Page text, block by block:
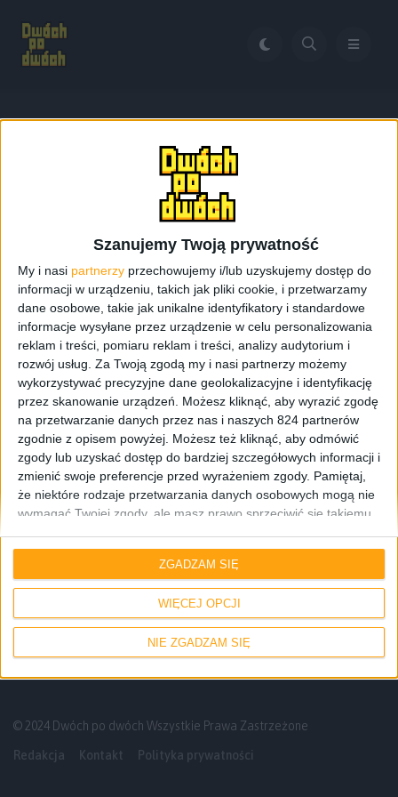
Szanujemy Twoją prywatność
My i nasi partnerzy przechowujemy i/lub uzyskujemy dostęp do
informacji w urządzeniu, takich jak pliki cookie, i przetwarzamy
dane osobowe, takie jak unikalne identyfikatory i standardowe
informacje wysyłane przez urządzenie w celu personalizowania
reklam i treści, pomiaru reklam i treści, analizy audytorium i
rozwój usług. Za Twoją zgodą my i nasi partnerzy możemy
wykorzystywać precyzyjne dane geolokalizacyjne i identyfikację
przez skanowanie urządzeń. Możesz kliknąć, aby wyrazić zgodę
na przetwarzanie danych przez nas i naszych 824 partnerów
zgodnie z opisem powyżej. Możesz też kliknąć, aby odmówić
zgody lub uzyskać dostęp do bardziej szczegółowych informacji i
zmienić swoje preferencje przed wyrażeniem zgody. Pamiętaj,
że niektóre rodzaje przetwarzania danych osobowych mogą nie
wymagać Twojej zgody, ale masz prawo sprzeciwić się takiemu
do tej witryny. Możesz w dowolnym momencie zmienić swoje
preferencje lub wycofać zgodę, wracając na tę stronę i klikając
przycisk "Prywatność" na dole strony.
WIĘCEJ OPCJI
NIE ZGADZAM SIĘ
ZGADZAM SIĘ
Smartfon z OIS
Smartfon z OIS
Galaxy S 4 Active, Galaxy S 4 mini i
Galaxy S 4 zoom – rodzina smartfonów
Galaxy S 4 jest już w komplecie
© 2024 Dwóch po dwóch Wszystkie Prawa Zastrzeżone
Redakcja Kontakt Polityka prywatności